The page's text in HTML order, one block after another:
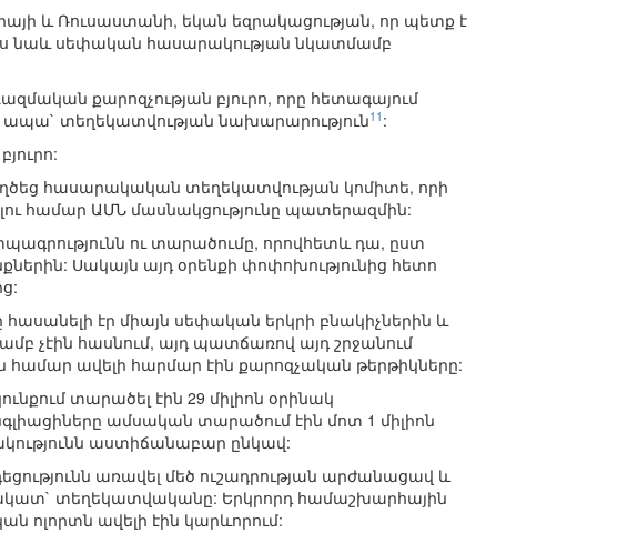
և Ռուսաստանի, եկան եզրակացության, որ պետք է
նաև սեփական հասարակության նկատմամբ
քարոզչության բյուրո, որը հետագայում
տեղեկատվության նախարարություն11 :
հասարակական տեղեկատվության կոմիտե, որի
համար ԱՄՆ մասնակցությունը պատերազմին:
ու տարածումը, որովհետև դա, ըստ
Սակայն այդ օրենքի փոփոխությունից հետո
էր միայն սեփական երկրի բնակիչներին և
չէին հասնում, այդ պատճառով այդ շրջանում
ավելի հարմար էին քարոզչական թերթիկները:
տարածել էին 29 միլիոն օրինակ
ամսական տարածում էին մոտ 1 միլիոն
աստիճանաբար ընկավ:
առավել մեծ ուշադրության արժանացավ և
տեղեկատվականը: Երկրորդ համաշխարհային
ավելի էին կարևորում: